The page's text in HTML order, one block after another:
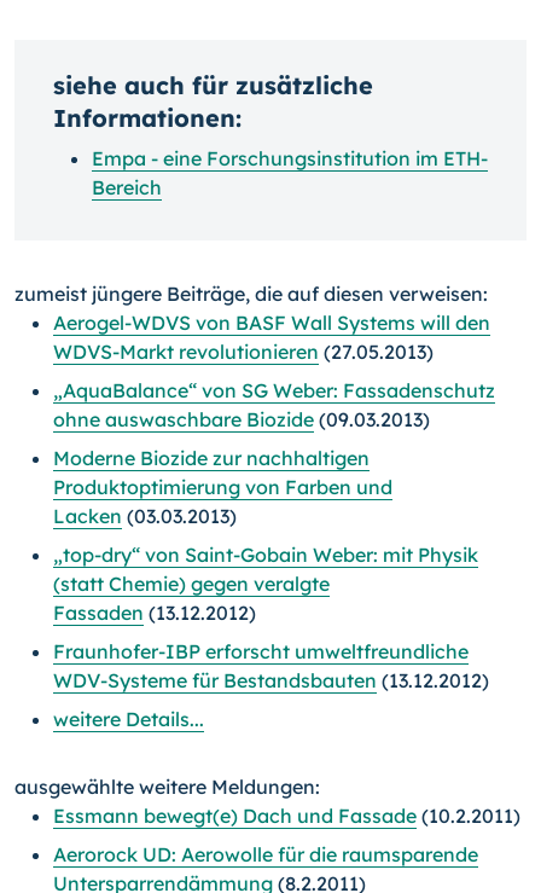
siehe auch für zusätzliche
Informationen:
Empa - eine Forschungsinstitution im ETH-
Bereich
zumeist jüngere Beiträge, die auf diesen verweisen:
Aerogel-WDVS von BASF Wall Systems will den
WDVS-Markt revolutionieren (27.05.2013)
„AquaBalance“ von SG Weber: Fassadenschutz
ohne auswaschbare Biozide (09.03.2013)
Moderne Biozide zur nachhaltigen
Produktoptimierung von Farben und
Lacken (03.03.2013)
„top-dry“ von Saint-Gobain Weber: mit Physik
(statt Chemie) gegen veralgte
Fassaden (13.12.2012)
Fraunhofer-IBP erforscht umweltfreundliche
WDV-Systeme für Bestandsbauten (13.12.2012)
weitere Details...
ausgewählte weitere Meldungen:
Essmann bewegt(e) Dach und Fassade (10.2.2011)
Aerorock UD: Aerowolle für die raumsparende
Untersparrendämmung (8.2.2011)